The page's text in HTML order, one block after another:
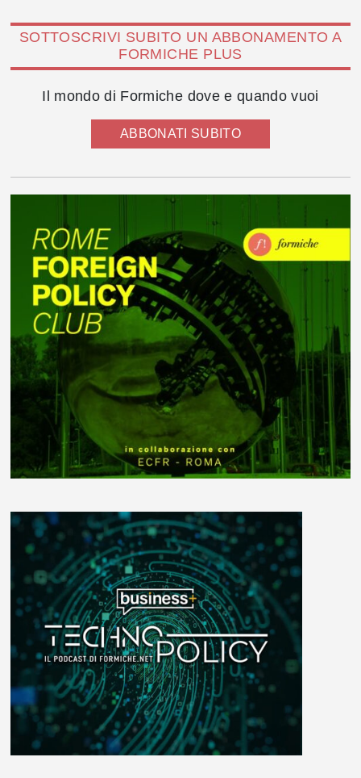
SOTTOSCRIVI SUBITO UN ABBONAMENTO A
FORMICHE PLUS
Il mondo di Formiche dove e quando vuoi
ABBONATI SUBITO